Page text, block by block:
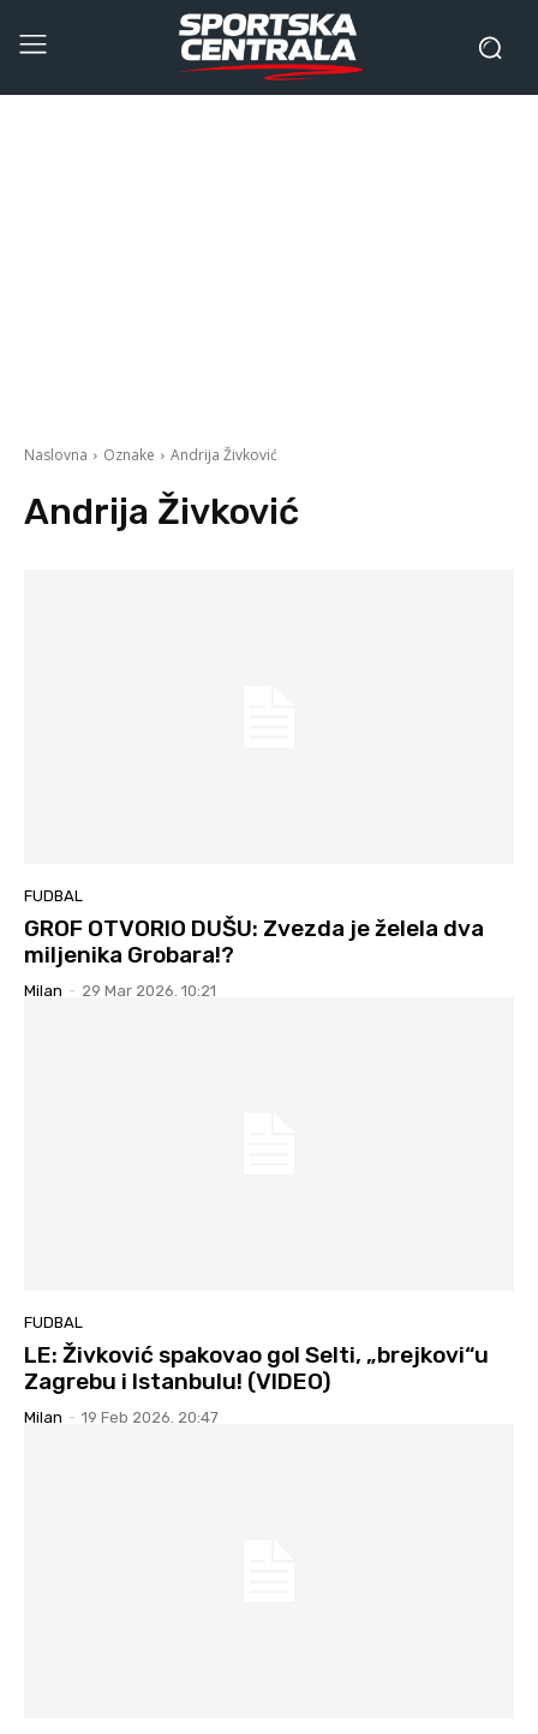
Naslovna Oznake Andrija Živković
Andrija Živković
FUDBAL
GROF OTVORIO DUŠU: Zvezda je želela dva
miljenika Grobara!?
Milan - 29 Mar 2026. 10:21
FUDBAL
LE: Živković spakovao gol Selti, „brejkovi“u
Zagrebu i Istanbulu! (VIDEO)
Milan - 19 Feb 2026. 20:47